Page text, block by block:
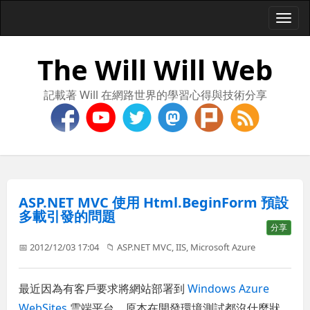
The Will Will Web
記載著 Will 在網路世界的學習心得與技術分享
ASP.NET MVC 使用 Html.BeginForm 預設
多載引發的問題
分享
📅 2012/12/03 17:04 📁ASP.NET MVC ,IIS Microsoft Azure
最近因為有客戶要求將網站部署到Windows Azure